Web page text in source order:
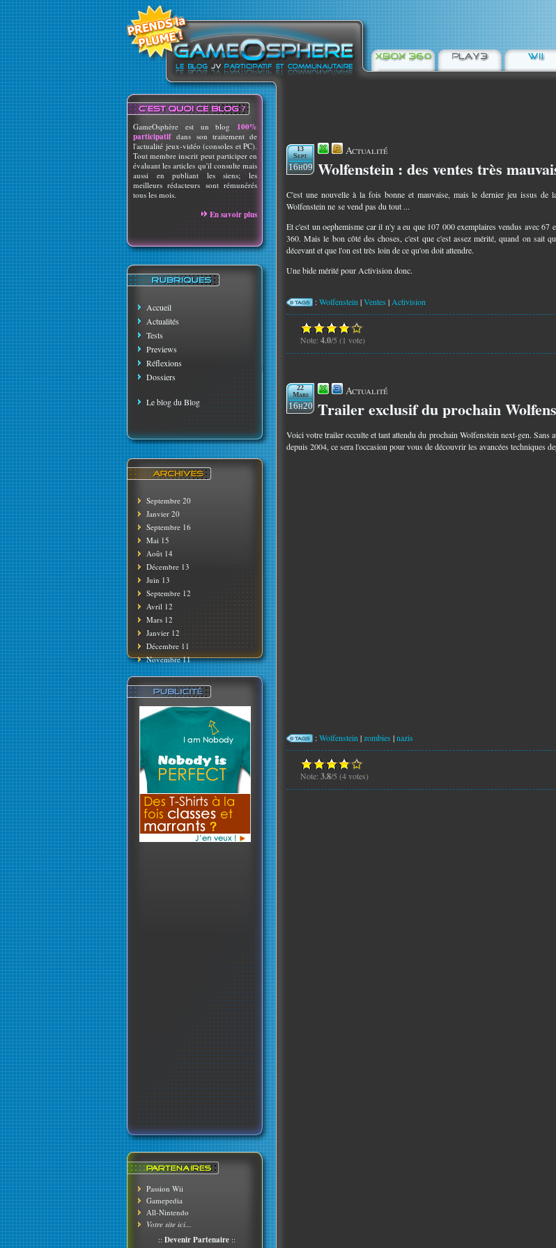
GameOsphère est un blog 100%
participatif dans son traitement de
l'actualité jeux-vidéo (consoles et PC).
Tout membre inscrit peut participer en
évaluant les articles qu'il consulte mais
aussi en publiant les siens; les
meilleurs rédacteurs sont rémunérés
tous les mois.
En savoir plus
Accueil
Actualités
Tests
Previews
Réflexions
Dossiers
Le blog du Blog
Septembre 20
Janvier 20
Septembre 16
Mai 15
Août 14
Décembre 13
Juin 13
Septembre 12
Avril 12
Mars 12
Janvier 12
Décembre 11
Novembre 11
Passion Wii
Gamepedia
All-Nintendo
Votre site ici...
:: Devenir Partenaire ::
13
Sept
16h09
Actualité
Wolfenstein : des ventes très
C'est une nouvelle à la fois bonne et mauvaise, mais le dernier jeu issus de
Wolfenstein ne se vend pas du tout ...
Et c'est un oephemisme car il n'y a eu que 107 000 exemplaires vendus avec 67
360. Mais le bon côté des choses, c'est que c'est assez mérité, quand on sait
décevant et que l'on est très loin de ce qu'on doit attendre.
Une bide mérité pour Activision donc.
:Wolfenstein |Ventes | Activision
Note: 4.0/5 (1 vote)
22
Mars
16h20
Actualité
Trailer exclusif du prochain
Voici votre trailer occulte et tant attendu du prochain Wolfenstein next-gen. Sans
depuis 2004, ce sera l'occasion pour vous de découvrir les avancées techniques
:Wolfenstein |zombies |nazis
Note: 3.8/5 (4 votes)